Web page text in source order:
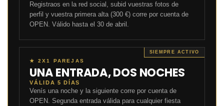
Registraos en la red social, subid vuestras fotos de
perfil y vuestra primera alta (300 €) corre por cuenta de
OPEN. Válido hasta el 30 de abril.
SIEMPRE ACTIVO
★ 2X1 PAREJAS
UNA ENTRADA, DOS NOCHES
VÁLIDA 5 DÍAS
Venís una noche y la siguiente corre por cuenta de
OPEN. Segunda entrada válida para cualquier fiesta